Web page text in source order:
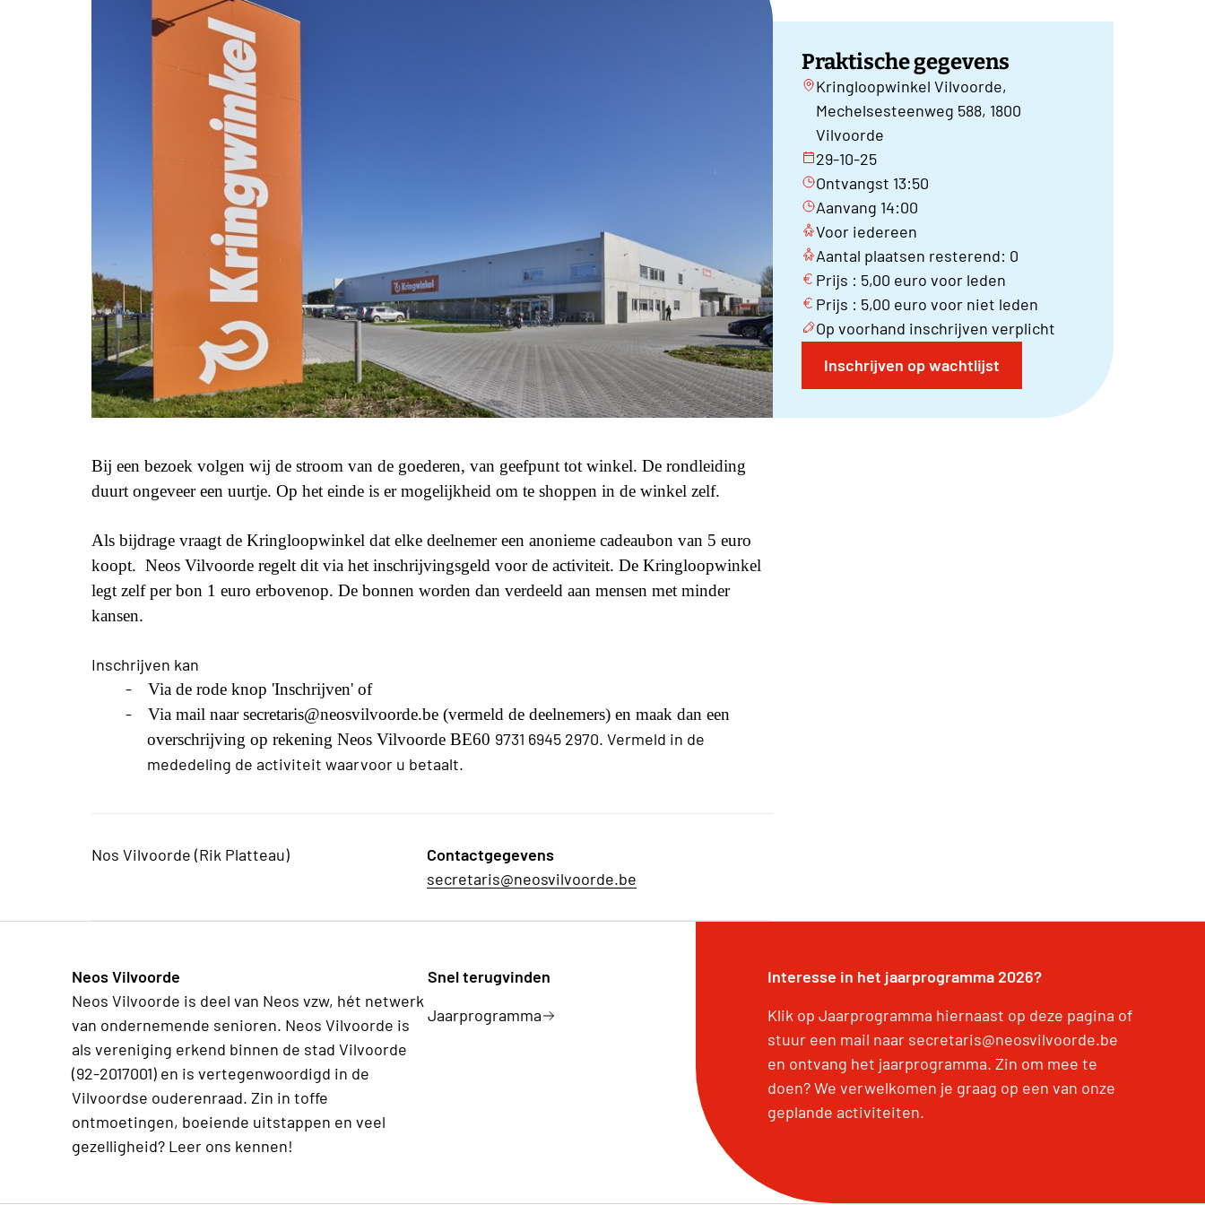
Praktische gegevens
Kringloopwinkel Vilvoorde,
Mechelsesteenweg 588, 1800
Vilvoorde
29-10-25
Ontvangst 13:50
Aanvang 14:00
Voor iedereen
Aantal plaatsen resterend: 0
Prijs : 5,00 euro voor leden
Prijs : 5,00 euro voor niet leden
Op voorhand inschrijven verplicht
Inschrijven op wachtlijst
Bij een bezoek volgen wij de stroom van de goederen, van geefpunt tot winkel. De rondleiding
duurt ongeveer een uurtje. Op het einde is er mogelijkheid om te shoppen in de winkel zelf.
Als bijdrage vraagt de Kringloopwinkel dat elke deelnemer een anonieme cadeaubon van 5 euro
koopt. Neos Vilvoorde regelt dit via het inschrijvingsgeld voor de activiteit. De Kringloopwinkel
legt zelf per bon 1 euro erbovenop. De bonnen worden dan verdeeld aan mensen met minder
kansen.
Inschrijven kan
-
Via de rode knop 'Inschrijven' of
-
Via mail naar secretaris@neosvilvoorde.be (vermeld de deelnemers) en maak dan een
overschrijving op rekening Neos Vilvoorde BE60 9731 6945 2970. Vermeld in de
mededeling de activiteit waarvoor u betaalt.
Nos Vilvoorde (Rik Platteau)
Contactgegevens
secretaris@neosvilvoorde.be
Neos Vilvoorde
Neos Vilvoorde is deel van Neos vzw, hét netwerk
van ondernemende senioren. Neos Vilvoorde is
als vereniging erkend binnen de stad Vilvoorde
(92-2017001) en is vertegenwoordigd in de
Vilvoordse ouderenraad. Zin in toffe
ontmoetingen, boeiende uitstappen en veel
gezelligheid? Leer ons kennen!
Snel terugvinden
Jaarprogramma
Interesse in het jaarprogramma 2026?
Klik op Jaarprogramma hiernaast op deze pagina of
stuur een mail naar secretaris@neosvilvoorde.be
en ontvang het jaarprogramma. Zin om mee te
doen? We verwelkomen je graag op een van onze
geplande activiteiten.